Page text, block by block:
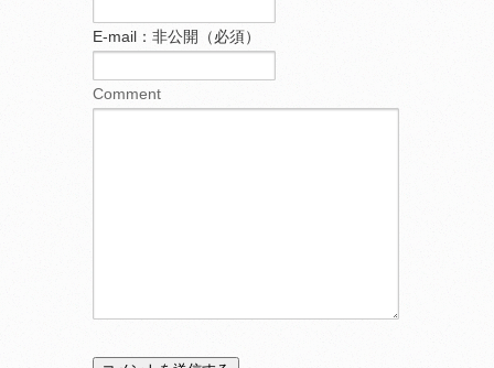
E-mail：非公開（必須）
Comment